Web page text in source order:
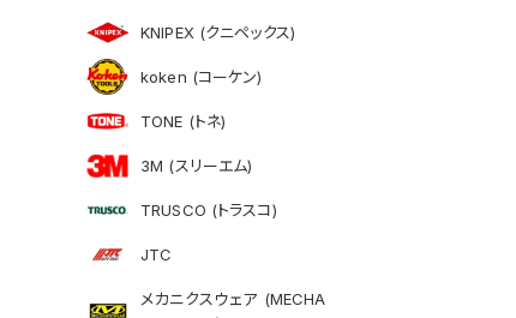
KNIPEX (クニペックス)
koken (コーケン)
TONE (トネ)
3M (スリーエム)
TRUSCO (トラスコ)
JTC
メカニクスウェア (MECHA